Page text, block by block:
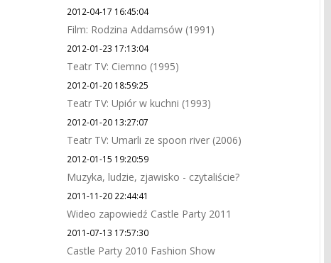
2012-04-17 16:45:04
Film: Rodzina Addamsów (1991)
2012-01-23 17:13:04
Teatr TV: Ciemno (1995)
2012-01-20 18:59:25
Teatr TV: Upiór w kuchni (1993)
2012-01-20 13:27:07
Teatr TV: Umarli ze spoon river (2006)
2012-01-15 19:20:59
Muzyka, ludzie, zjawisko - czytaliście?
2011-11-20 22:44:41
Wideo zapowiedź Castle Party 2011
2011-07-13 17:57:30
Castle Party 2010 Fashion Show